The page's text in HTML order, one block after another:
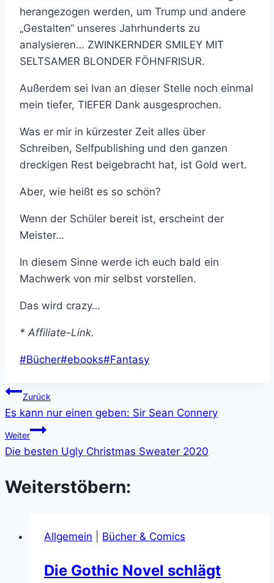
herangezogen werden, um Trump und andere
„Gestalten“ unseres Jahrhunderts zu
analysieren… ZWINKERNDER SMILEY MIT
SELTSAMER BLONDER FÖHNFRISUR.
Außerdem sei Ivan an dieser Stelle noch einmal
mein tiefer, TIEFER Dank ausgesprochen.
Was er mir in kürzester Zeit alles über
Schreiben, Selfpublishing und den ganzen
dreckigen Rest beigebracht hat, ist Gold wert.
Aber, wie heißt es so schön?
Wenn der Schüler bereit ist, erscheint der
Meister…
In diesem Sinne werde ich euch bald ein
Machwerk von mir selbst vorstellen.
Das wird crazy…
* Affiliate-Link.
Schlagworte:
#Bücher#ebooks#Fantasy
Beitragsnavigation
Zurück
Es kann nur einen geben: Sir Sean Connery
Weiter
Die besten Ugly Christmas Sweater 2020
Weiterstöbern:
Allgemein Bücher & Comics
Die Gothic Novel schlägt